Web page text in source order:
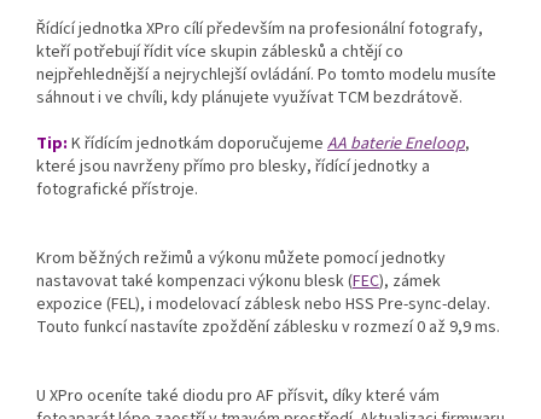
Řídící jednotka XPro cílí především na profesionální fotografy,
kteří potřebují řídit více skupin záblesků a chtějí co
nejpřehlednější a nejrychlejší ovládání. Po tomto modelu musíte
sáhnout i ve chvíli, kdy plánujete využívat TCM bezdrátově.
Tip: K řídícím jednotkám doporučujeme AA baterie Eneloop,
které jsou navrženy přímo pro blesky, řídící jednotky a
fotografické přístroje.
Krom běžných režimů a výkonu můžete pomocí jednotky
nastavovat také kompenzaci výkonu blesk (FEC), zámek
expozice (FEL), i modelovací záblesk nebo HSS Pre-sync-delay.
Touto funkcí nastavíte zpoždění záblesku v rozmezí 0 až 9,9 ms.
U XPro oceníte také diodu pro AF přísvit, díky které vám